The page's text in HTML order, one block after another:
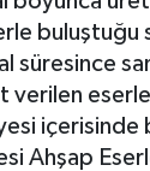
buluştuğu
süresince
verilen
içerisinde
Ahşap